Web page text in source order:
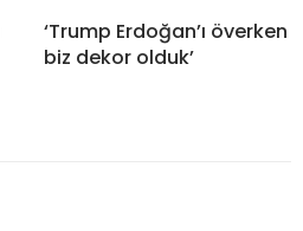
‘Trump Erdoğan’ı överken
biz dekor olduk’